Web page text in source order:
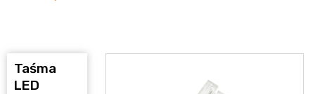
Taśma
LED